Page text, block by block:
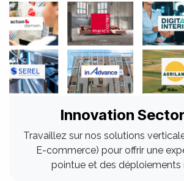
Innovation
Travaillez sur nos solutions
E-commerce) pour offrir une
pointue et des déploiements